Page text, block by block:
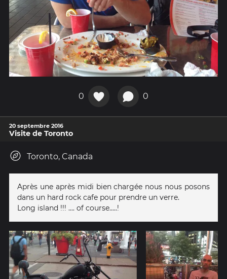
0 0
20 septembre 2016
Visite de Toronto
Toronto, Canada
Après une après midi bien chargée nous nous posons
dans un hard rock cafe pour prendre un verre.
Long island !!! .... of course.....!